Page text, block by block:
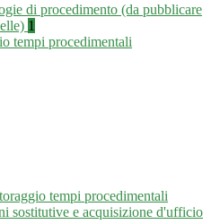
di procedimento (da pubblicare
1
tempi procedimentali
tempi procedimentali
sostitutive e acquisizione d'ufficio